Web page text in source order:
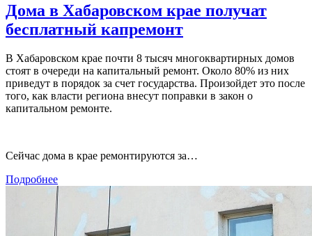
Дома в Хабаровском крае получат
бесплатный капремонт
В Хабаровском крае почти 8 тысяч многоквартирных домов
стоят в очереди на капитальный ремонт. Около 80% из них
приведут в порядок за счет государства. Произойдет это после
того, как власти региона внесут поправки в закон о
капитальном ремонте.
Сейчас дома в крае ремонтируются за…
Подробнее